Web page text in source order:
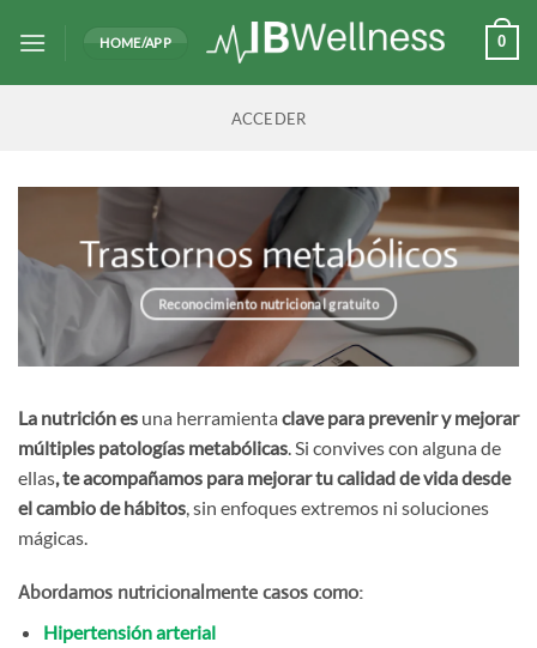
HOME/APP 0
ACCEDER
Trastornos metabólicos
Reconocimiento nutricional gratuito
La nutrición es una herramienta clave para prevenir y mejorar
múltiples patologías metabólicas. Si convives con alguna de
ellas, te acompañamos para mejorar tu calidad de vida desde
el cambio de hábitos, sin enfoques extremos ni soluciones
mágicas.
Abordamos nutricionalmente casos como:
Hipertensión arterial